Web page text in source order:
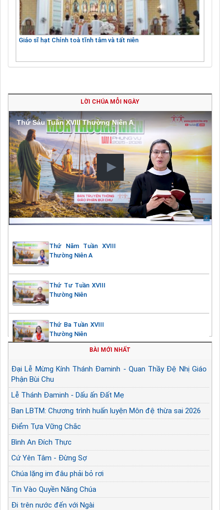
Giáo sĩ hạt Chính toà tĩnh tâm và tất niên
LỜI CHÚA MỖI NGÀY
Thứ Sáu Tuần XVIII Thường Niên A
Thứ Năm Tuần XVIII
Thường Niên A
Thứ Tư Tuần XVIII
Thường Niên
Thứ Ba Tuần XVIII
Thường Niên
BÀI MỚI NHẤT
Đại Lễ Mừng Kính Thánh Đaminh - Quan Thầy Đệ Nhị Giáo
Phận Bùi Chu
Lễ Thánh Đaminh - Dấu ấn Đất Mẹ
Ban LBTM: Chương trình huấn luyện Môn đệ thừa sai 2026
Điểm Tựa Vững Chắc
Bình An Đích Thực
Cứ Yên Tâm - Đừng Sợ
Chúa lặng im đâu phải bỏ rơi
Tin Vào Quyền Năng Chúa
Đi trên nước đến với Ngài